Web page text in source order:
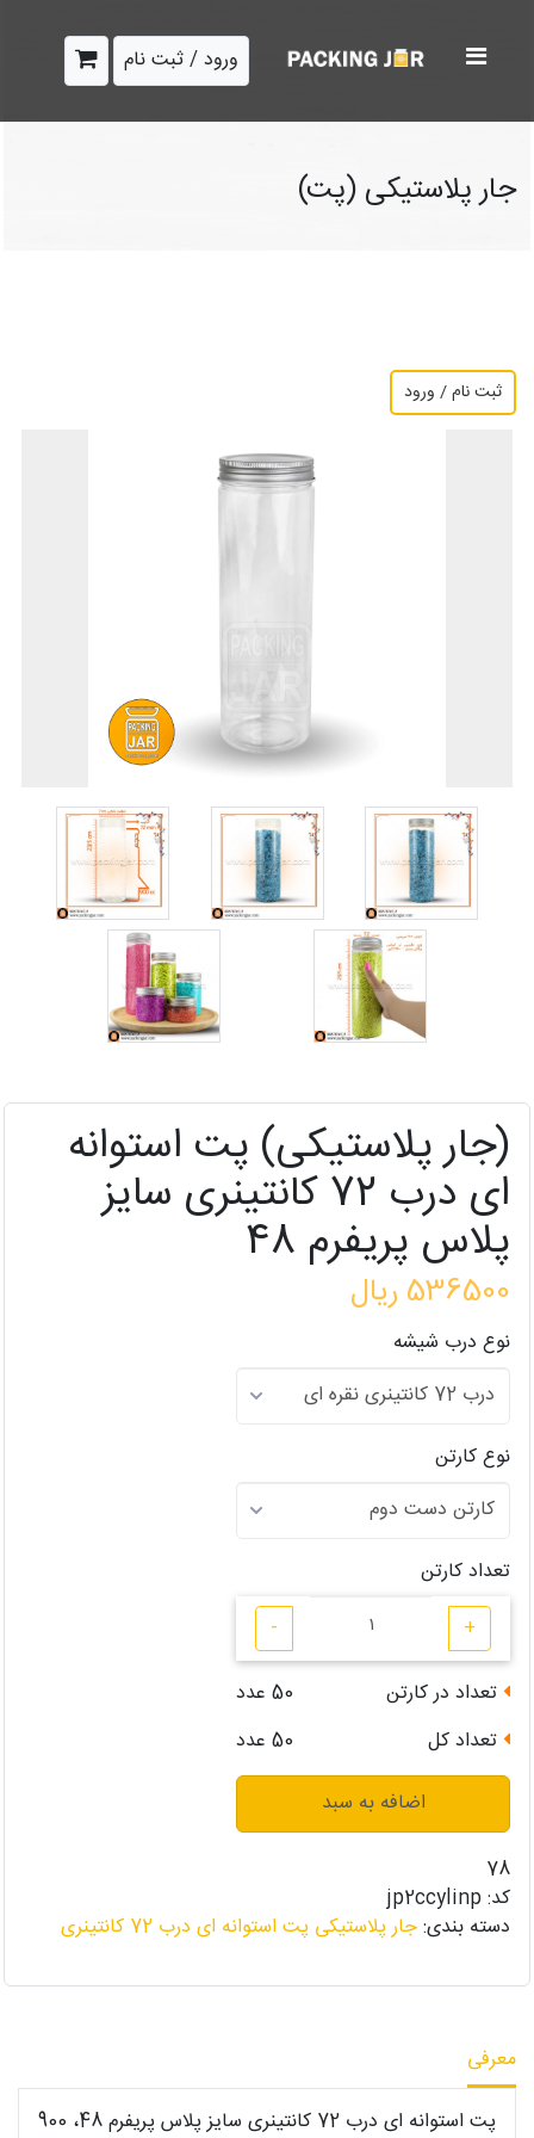
ورود / ثبت نام
جار پلاستیکی (پت)
ثبت نام / ورود
(جار پلاستیکی) پت استوانه
ای درب 72 کانتینری سایز
پلاس پریفرم 48
536500 ریال
نوع درب شیشه
نوع کارتن
تعداد کارتن
+
-
تعداد در کارتن 50 عدد
تعداد کل
50 عدد
اضافه به سبد
78
کد:
دسته بندی:جار پلاستیکی پت استوانه ای درب 72 کانتینری
معرفی
پت استوانه ای درب 72 کانتینری سایز پلاس پریفرم 48، 900